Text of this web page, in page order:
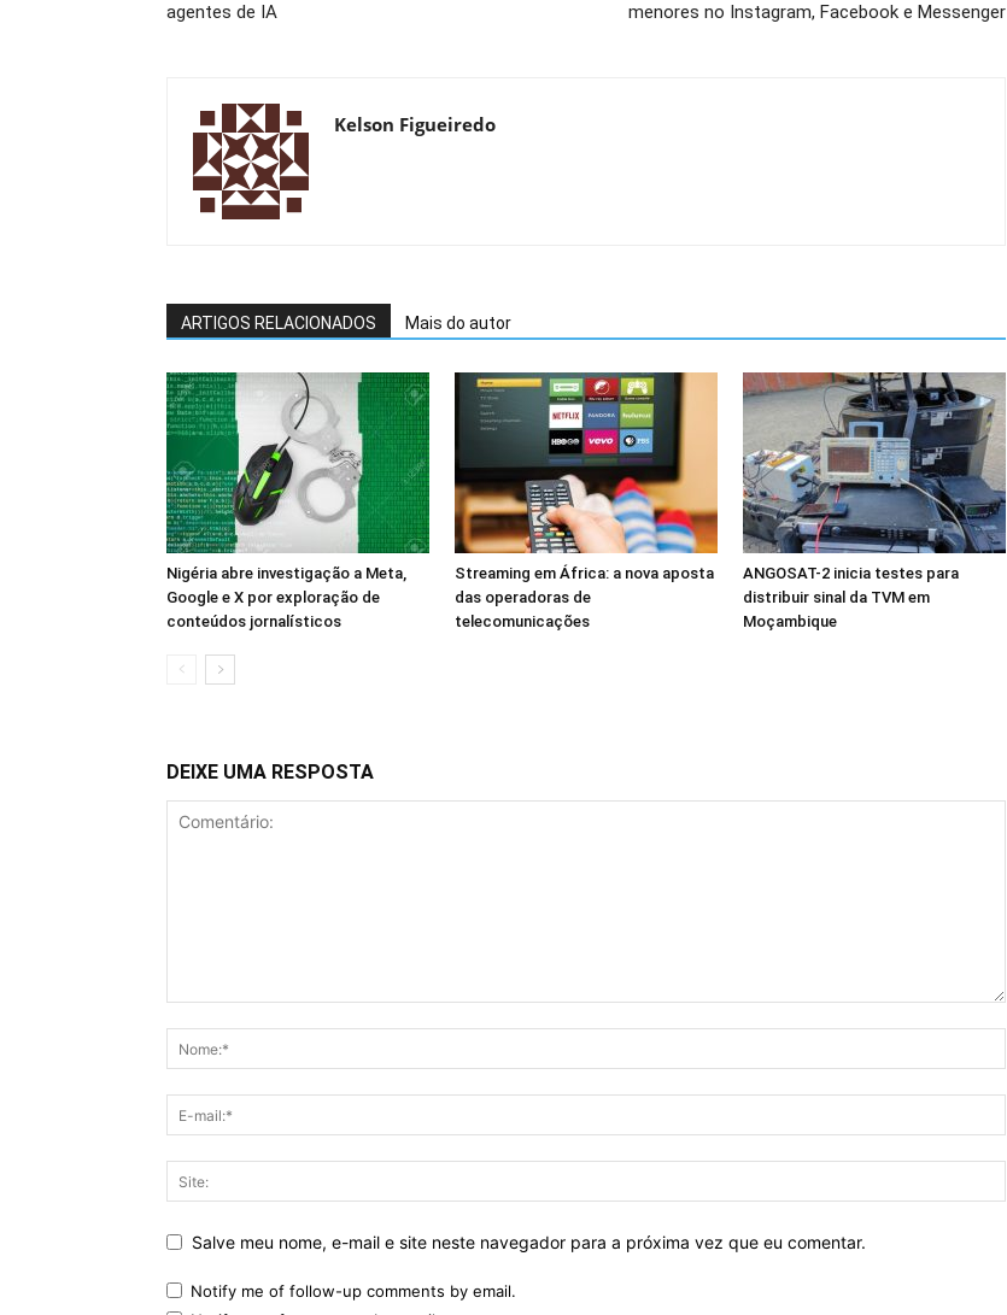
agentes de IA
menores no Instagram, Facebook e Messenger
Kelson Figueiredo
ARTIGOS RELACIONADOS Mais do autor
Nigéria abre investigação a Meta,
Google e X por exploração de
conteúdos jornalísticos
Streaming em África: a nova aposta
das operadoras de
telecomunicações
ANGOSAT-2 inicia testes para
distribuir sinal da TVM em
Moçambique
DEIXE UMA RESPOSTA
Salve meu nome, e-mail e site neste navegador para a próxima vez que eu comentar.
Notify me of follow-up comments by email.